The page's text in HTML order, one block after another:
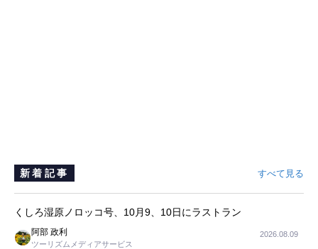
新着記事 すべて見る
くしろ湿原ノロッコ号、10月9、10日にラストラン
阿部 政利
ツーリズムメディアサービス
2026.08.09